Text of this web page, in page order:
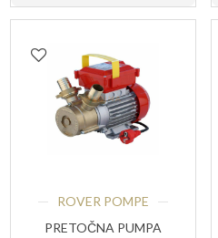
ROVER POMPE
PRETOČNA PUMPA